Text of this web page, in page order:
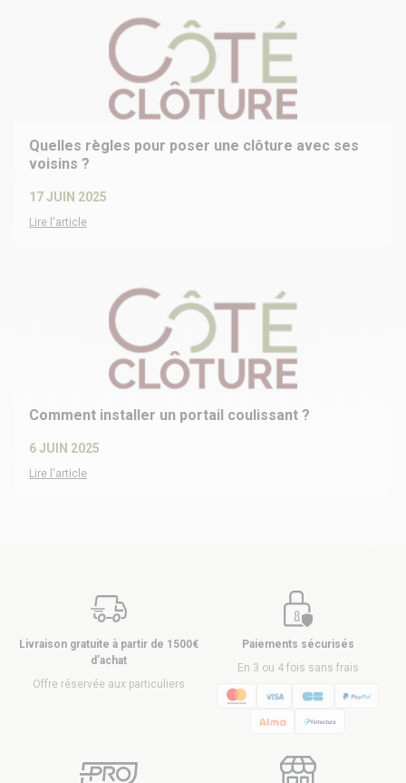
Quelles règles pour poser une clôture avec ses
voisins ?
17 JUIN 2025
Lire l'article
Comment installer un portail coulissant ?
6 JUIN 2025
Lire l'article
Livraison gratuite à partir de 1500€
d’achat
Offre réservée aux particuliers
Paiements sécurisés
En 3 ou 4 fois sans frais